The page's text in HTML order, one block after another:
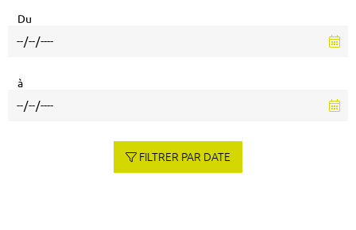
Du
à
FILTRER PAR DATE